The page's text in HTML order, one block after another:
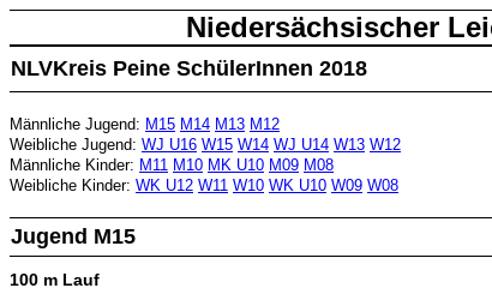
Niedersächsischer
NLVKreis Peine SchülerInnen 2018
Männliche Jugend: M15 M14 M13 M12
Weibliche Jugend: WJ U16 W15 W14 WJ U14 W13 W12
Männliche Kinder: M11 M10 MK U10 M09 M08
Weibliche Kinder: WK U12 W11 W10 WK U10 W09 W08
Jugend M15
100 m Lauf